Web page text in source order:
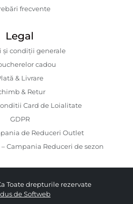
frecvente
Legal
și condiții generale
cadou
& Livrare
& Retur
Card de Loialitate
GDPR
de Reduceri Outlet
Campania Reduceri de sezon
Toate drepturile rezervate
de Softweb